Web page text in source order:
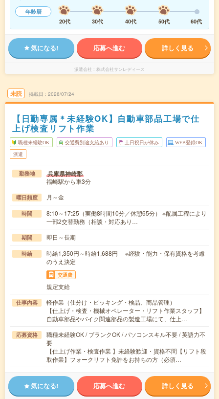
年齢層
20代
30代 40代 50代 60代
気になる! 応募へ進む 詳しく見る
派遣会社 株式会社サンレディース
未読 掲載日 2026/07/24
【日勤専属＊未経験OK】自動車部品工場で仕
上げ検査リフト作業
職種未経験OK 交通費別途支給あり 土日祝日が休み WEB登録OK
派遣
勤務地 兵庫県神崎郡
福崎駅から車3分
曜日頻度 月～金
時間
8:10～17:25（実働8時間10分／休憩65分） ※配属工程により
一部2交替勤務（相談・対応あり…
期間 即日～長期
時給
時給1,350円～時給1,688円 ※経験・能力・保有資格を考慮
のうえ決定
交通費
規定支給
仕事内容
軽作業（仕分け・ピッキング・検品、商品管理）
【仕上げ・検査・機械オペレーター・リフト作業スタッフ】
自動車部品やバイク関連部品の製造工場にて、仕上…
応募資格
職種未経験OK / ブランクOK / パソコンスキル不要 / 英語力不
要
【仕上げ作業・検査作業 】未経験歓迎・資格不問【リフト段
取作業】フォークリフト免許をお持ちの方（必須…
気になる! 応募へ進む 詳しく見る